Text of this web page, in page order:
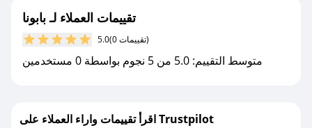
مع صحصح، تسوق بذكاء ووفّر على كل مشترياتك مع
تقييمات العملاء لـ بابونا
5.0 (0 تقييمات)
متوسط التقييم: 5.0 من 5 نجوم بواسطة 0 مستخدمين
اقرأ تقييمات واراء العملاء على Trustpilot